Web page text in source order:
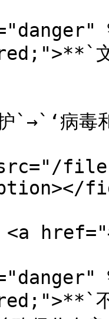
文
`→`‘病毒
files/
<a
不接